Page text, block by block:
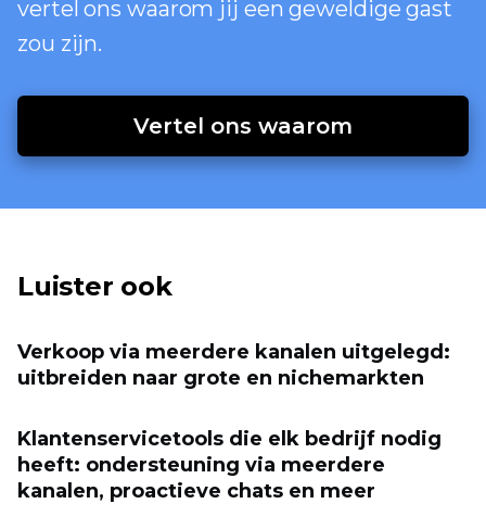
vertel ons waarom jij een geweldige gast
zou zijn.
Vertel ons waarom
Luister ook
Verkoop via meerdere kanalen uitgelegd:
uitbreiden naar grote en nichemarkten
Klantenservicetools die elk bedrijf nodig
heeft: ondersteuning via meerdere
kanalen, proactieve chats en meer